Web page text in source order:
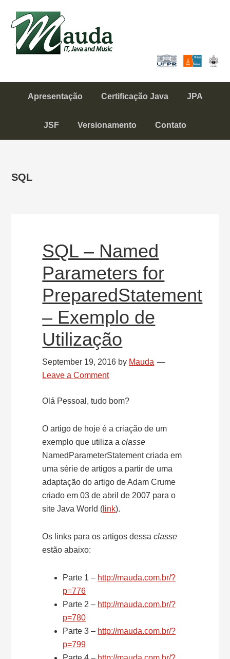
primary
navigation
content
primary
sidebar
Mauda
IT, Java and Music
Apresentação Certificação Java JPA
JSF Versionamento Contato
SQL
SQL – Named
Parameters for
PreparedStatement
– Exemplo de
Utilização
September 19, 2016 by Mauda
Leave a Comment
Olá Pessoal, tudo bom?
O artigo de hoje é a criação de um
exemplo que utiliza aclasse
NamedParameterStatement criada em
uma série de artigos a partir de uma
adaptação do artigo de Adam Crume
criado em 03 de abril de 2007 para o
site Java World ( link).
Os links para os artigos dessaclasse
estão abaixo:
Parte 1 – http://mauda.com.br/?
p=776
Parte 2 – http://mauda.com.br/?
p=780
Parte 3 – http://mauda.com.br/?
p=799